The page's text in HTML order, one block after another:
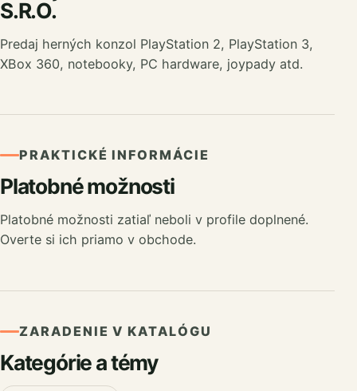
S.R.O.
Predaj herných konzol PlayStation 2, PlayStation 3,
XBox 360, notebooky, PC hardware, joypady atd.
PRAKTICKÉ INFORMÁCIE
Platobné možnosti
Platobné možnosti zatiaľ neboli v profile doplnené.
Overte si ich priamo v obchode.
ZARADENIE V KATALÓGU
Kategórie a témy